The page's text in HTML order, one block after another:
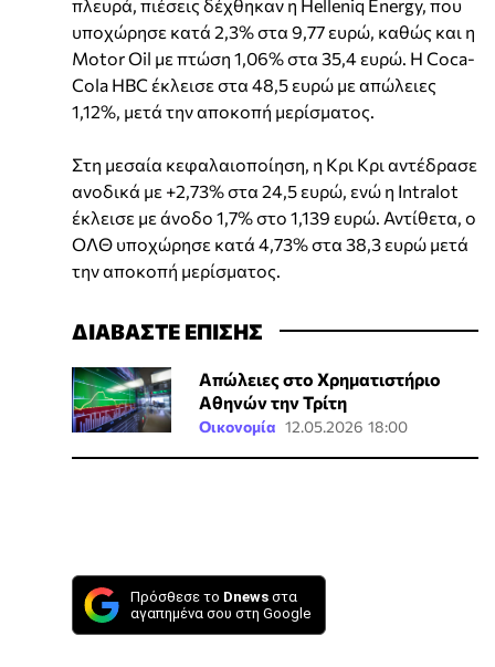
πλευρά, πιέσεις δέχθηκαν η Helleniq Energy, που
υποχώρησε κατά 2,3% στα 9,77 ευρώ, καθώς και η
Motor Oil με πτώση 1,06% στα 35,4 ευρώ. Η Coca-
Cola HBC έκλεισε στα 48,5 ευρώ με απώλειες
1,12%, μετά την αποκοπή μερίσματος.
Στη μεσαία κεφαλαιοποίηση, η Κρι Κρι αντέδρασε
ανοδικά με +2,73% στα 24,5 ευρώ, ενώ η Intralot
έκλεισε με άνοδο 1,7% στο 1,139 ευρώ. Αντίθετα, ο
ΟΛΘ υποχώρησε κατά 4,73% στα 38,3 ευρώ μετά
την αποκοπή μερίσματος.
ΔΙΑΒΑΣΤΕ ΕΠΙΣΗΣ
Απώλειες στο Χρηματιστήριο
Αθηνών την Τρίτη
Οικονομία 12.05.2026 18:00
Πρόσθεσε το Dnews στα
αγαπημένα σου στη Google